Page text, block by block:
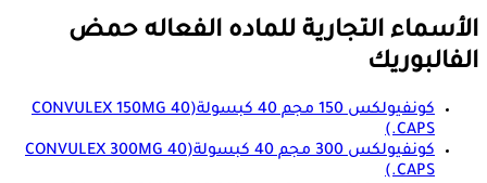
الأسماء التجارية للماده الفعاله حمض
الفالبوريك
كونفيولكس 150 مجم 40 كبسولة
(CONVULEX 150MG 40
CAPS.)
كونفيولكس 300 مجم 40 كبسولة
(CONVULEX 300MG 40
CAPS.)